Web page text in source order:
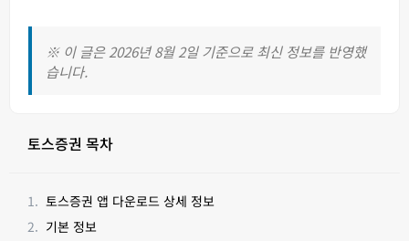
※ 이 글은 2026년 8월 2일 기준으로 최신 정보를 반영했
습니다.
토스증권 목차
토스증권 앱 다운로드 상세 정보
기본 정보